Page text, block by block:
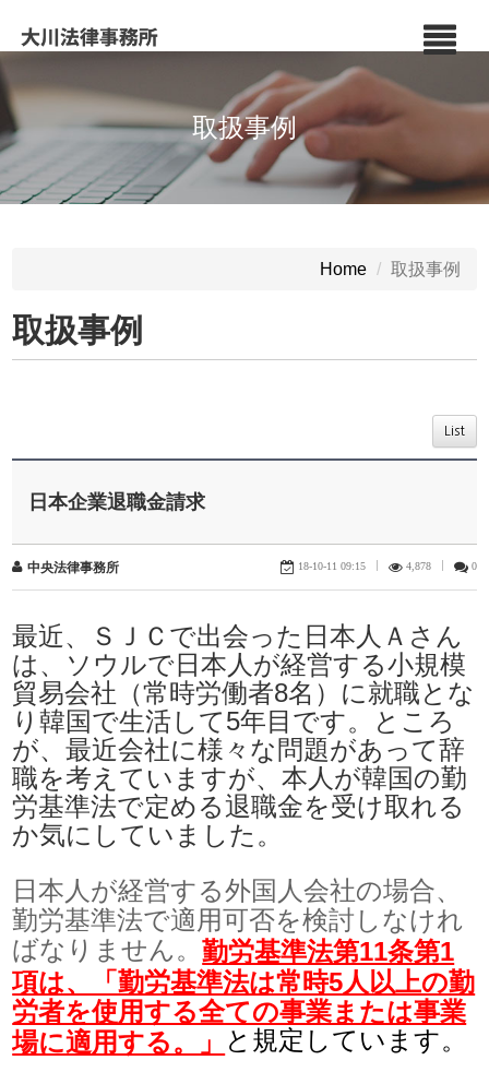
取扱事例
Home 取扱事例
取扱事例
List
日本企業退職金請求
中央法律事務所 18-10-11 09:15 4,878 0
最近、ＳＪＣで出会った日本人Ａさん
は、ソウルで日本人が経営する小規模
貿易会社（常時労働者8名）に就職とな
り韓国で生活して5年目です。ところ
が、最近会社に様々な問題があって辞
職を考えていますが、本人が韓国の勤
労基準法で定める退職金を受け取れる
か気にしていました。
日本人が経営する外国人会社の場合、
勤労基準法で適用可否を検討しなけれ
ばなりません。勤労基準法第11条第1
項は、「勤労基準法は常時5人以上の勤
労者を使用する全ての事業または事業
場に適用する。」
と規定しています。